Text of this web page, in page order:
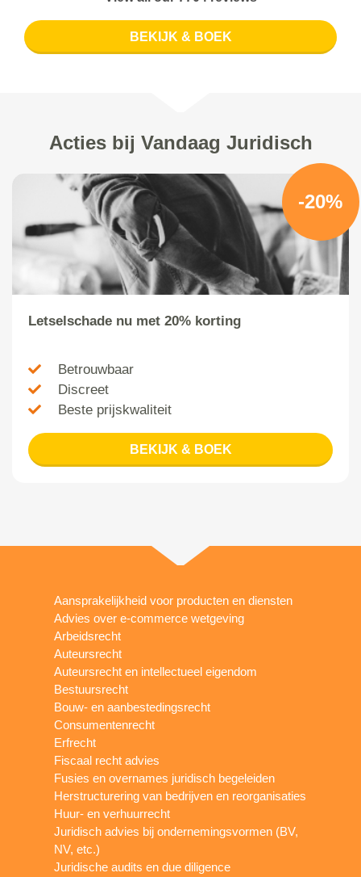
BEKIJK & BOEK
Acties bij Vandaag Juridisch
-20%
Letselschade nu met 20% korting
Betrouwbaar
Discreet
Beste prijskwaliteit
BEKIJK & BOEK
Aansprakelijkheid voor producten en diensten
Advies over e-commerce wetgeving
Arbeidsrecht
Auteursrecht
Auteursrecht en intellectueel eigendom
Bestuursrecht
Bouw- en aanbestedingsrecht
Consumentenrecht
Erfrecht
Fiscaal recht advies
Fusies en overnames juridisch begeleiden
Herstructurering van bedrijven en reorganisaties
Huur- en verhuurrecht
Juridisch advies bij ondernemingsvormen (BV,
NV, etc.)
Juridische audits en due diligence